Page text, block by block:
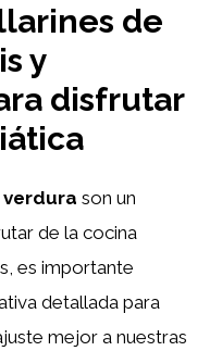
de
y
disfrutar
son un
de la cocina
es importante
detallada para
mejor a nuestras